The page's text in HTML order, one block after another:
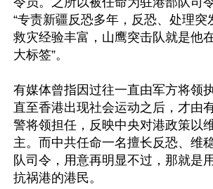
“专责新疆反恐多年，反恐、处理突
救灾经验丰富，山鹰突击队就是他
大标签”。
有媒体曾指因过往一直由军方将领
直至香港出现社会运动之后，才由
警将领担任，反映中央对港政策以
主。而中共任命一名擅长反恐、维
队司令，用意再明显不过，那就是
抗祸港的港民。